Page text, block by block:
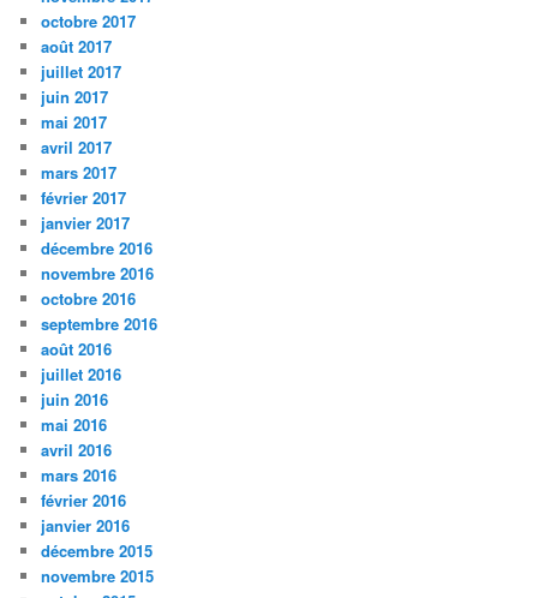
octobre 2017
août 2017
juillet 2017
juin 2017
mai 2017
avril 2017
mars 2017
février 2017
janvier 2017
décembre 2016
novembre 2016
octobre 2016
septembre 2016
août 2016
juillet 2016
juin 2016
mai 2016
avril 2016
mars 2016
février 2016
janvier 2016
décembre 2015
novembre 2015